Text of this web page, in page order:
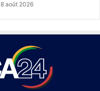
8 août 2026